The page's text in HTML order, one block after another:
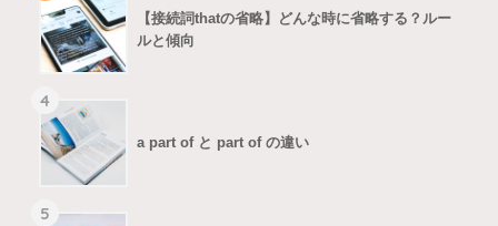
【接続詞thatの省略】どんな時に省略する？ルー
ルと傾向
4
a part of と part of の違い
5